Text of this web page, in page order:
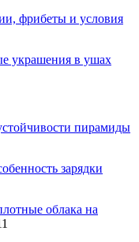
фрибеты и условия
украшения в ушах
пирамиды
зарядки
облака на